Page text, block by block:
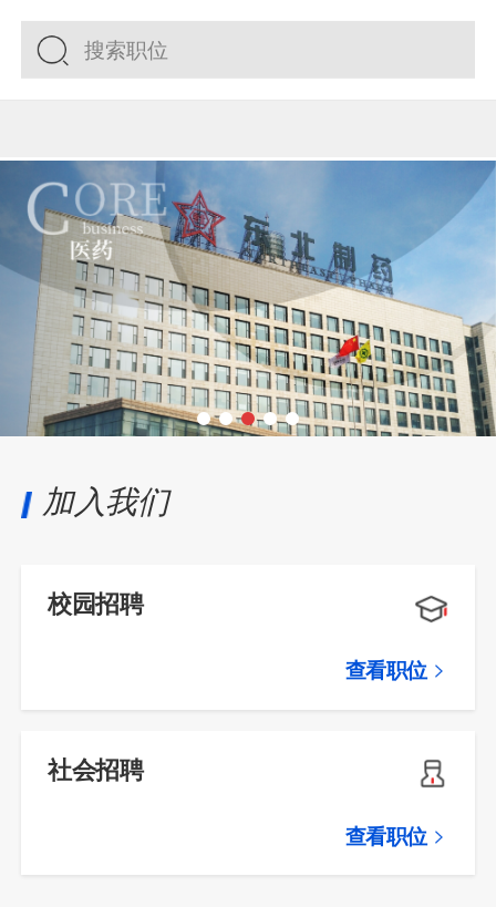
加入我们
校园招聘
查看职位
社会招聘
查看职位